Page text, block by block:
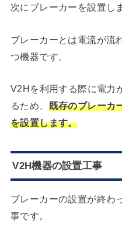
次にブレーカーを設置し
ブレーカーとは電流が流
つ機器です。
V2Hを利用する際に電力
るため、 既存のブレーカ
を設置します。
V2H機器の設置工事
ブレーカーの設置が終わ
事です。